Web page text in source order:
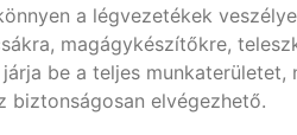
a légvezetékek
magágykészítőkre,
be a teljes munkaterületet,
biztonságosan elvégezhető.